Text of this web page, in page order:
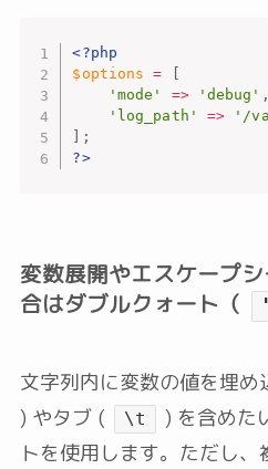
<?php
$options
=
'mode'
=> 'debug' ,
'log_path'
=>
'/
;
?>
変数展開やエスケープ
合はダブルクォート（
文字列内に変数の値を埋め
) やタブ ( \t
) を含めた
トを使用します。ただし